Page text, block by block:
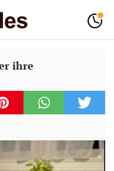
ihre